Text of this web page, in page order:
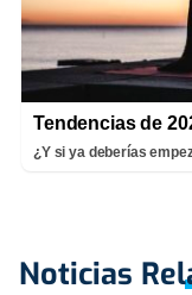
Tendencias de
¿Y si ya deberías
Noticias